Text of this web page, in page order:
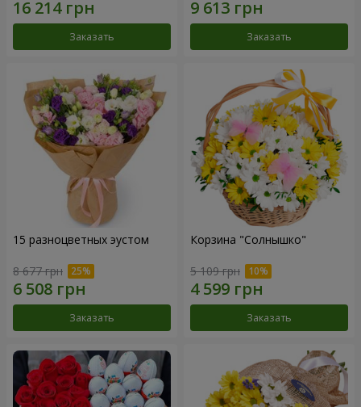
Заказать Заказать
15 разноцветных эустом
8 677 грн
Заказать
Корзина "Солнышко"
5 109 грн
Заказать